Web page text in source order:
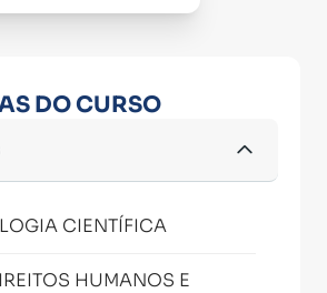
DO CURSO
CIENTÍFICA
HUMANOS E